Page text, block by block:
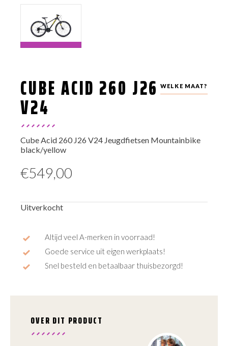
WELKE MAAT?
CUBE ACID 260 J26
V24
Cube Acid 260 J26 V24 Jeugdfietsen Mountainbike
black/yellow
€549,00
Uitverkocht
Altijd veel A-merken in voorraad!
Goede service uit eigen werkplaats!
Snel besteld en betaalbaar thuisbezorgd!
OVER DIT PRODUCT